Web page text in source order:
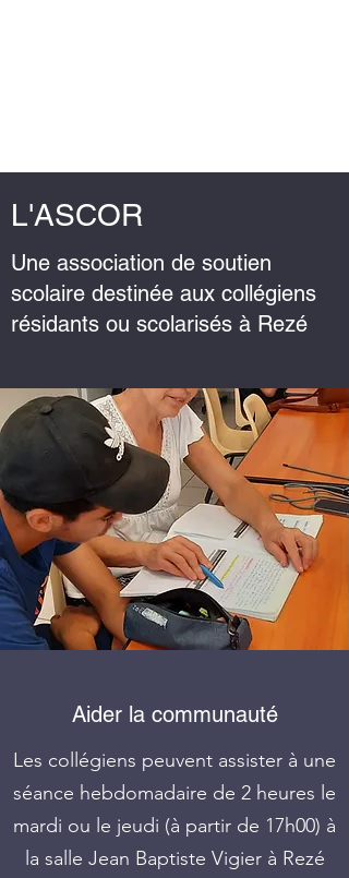
L'ASCOR
Une association de soutien
scolaire destinée aux collégiens
résidants ou scolarisés à Rezé
Aider la communauté
Les collégiens peuvent assister à une
séance hebdomadaire de 2 heures le
mardi ou le jeudi (à partir de 17h00) à
la salle Jean Baptiste Vigier à Rezé